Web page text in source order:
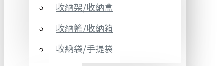
收納架/收納盒
收納籃/收納箱
收納袋/手提袋